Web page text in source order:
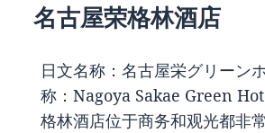
名古屋荣格林酒店
日文名称：名古屋栄グリーン
称：Nagoya Sakae Green
格林酒店位于商务和观光都非